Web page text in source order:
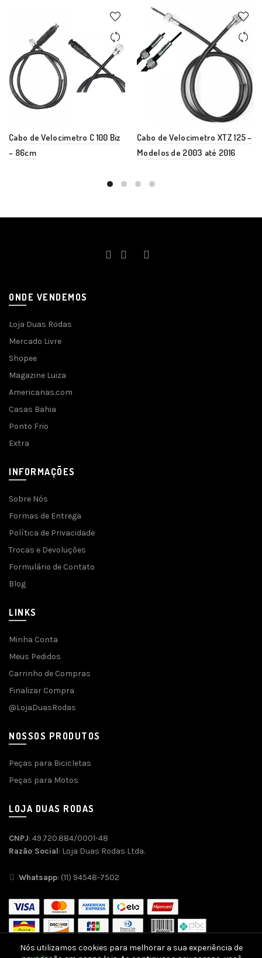
Cabo de Velocimetro C 100 Biz
– 86cm
Cabo de Velocimetro XTZ 125 –
Modelos de 2003 até 2016
ONDE VENDEMOS
Loja Duas Rodas
Mercado Livre
Shopee
Magazine Luiza
Americanas.com
Casas Bahia
Ponto Frio
Extra
INFORMAÇÕES
Sobre Nós
Formas de Entrega
Política de Privacidade
Trocas e Devoluções
Formulário de Contato
Blog
LINKS
Minha Conta
Meus Pedidos
Carrinho de Compras
Finalizar Compra
@LojaDuasRodas
NOSSOS PRODUTOS
Peças para Bicicletas
Peças para Motos
LOJA DUAS RODAS
CNPJ: 49.720.884/0001-48
Razão Social: Loja Duas Rodas Ltda.
Whatsapp: (11) 94548-7502
Nós utilizamos cookies para melhorar a sua experiência de